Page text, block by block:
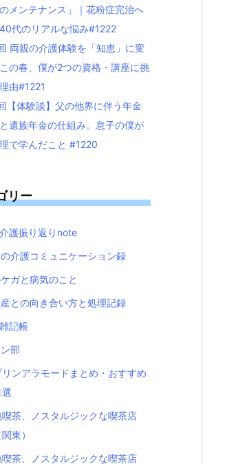
メンテナンス」｜花粉症完治へ
代のリアルな悩み#1222
両親の介護体験を「知恵」に変
の春、僕が2つの資格・講座に挑
由#1221
【体験談】父の他界に伴う年金
遺族年金の仕組み。息子の僕が
で学んだこと #1220
リー
護振り返りnote
介護コミュニケーション録
ガと病気のこと
との向き合い方と処理記録
記帳
部
リンアラモードまとめ・おすすめ
選
喫茶、ノスタルジックな喫茶店
関東）
喫茶、ノスタルジックな喫茶店